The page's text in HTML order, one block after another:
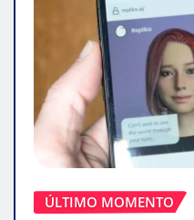
ÚLTIMO MOMENTO